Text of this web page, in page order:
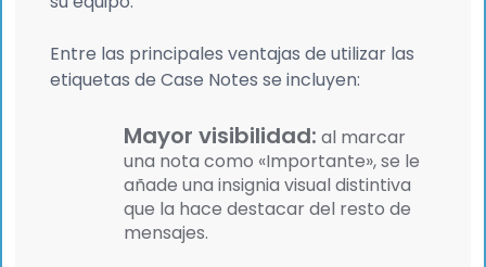
Entre las principales ventajas de utilizar las
etiquetas de Case Notes se incluyen:
Mayor visibilidad: al marcar
una nota como «Importante», se le
añade una insignia visual distintiva
que la hace destacar del resto de
mensajes.